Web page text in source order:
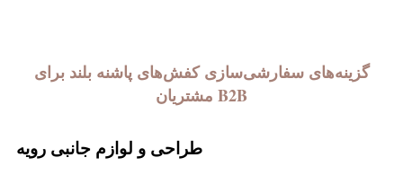
گزینه‌های سفارشی‌سازی کفش‌های پاشنه بلند برای
مشتریان B2B
طراحی و لوازم جانبی رویه